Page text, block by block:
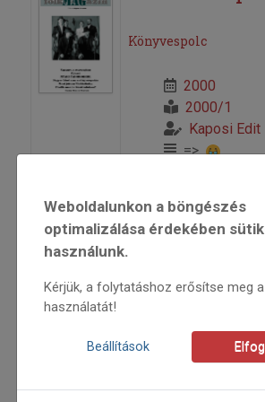
Könyvespolc
2000
2000/1
Kaposi Edit
=>
„A
nótája”
A dudazene stílusa
vonószenekarok
Weboldalunkon a böngészés
optimalizálása érdekében
használunk.
Kérjük, a folytatáshoz erősítse meg
használatát!
Beállítások